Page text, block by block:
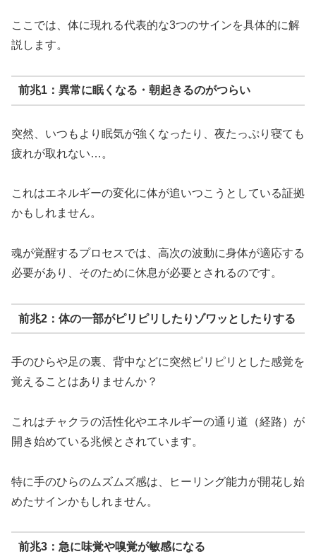
ここでは、体に現れる代表的な3つのサインを具体的に解
説します。
前兆1：異常に眠くなる・朝起きるのがつらい
突然、いつもより眠気が強くなったり、夜たっぷり寝ても
疲れが取れない…。
これはエネルギーの変化に体が追いつこうとしている証拠
かもしれません。
魂が覚醒するプロセスでは、高次の波動に身体が適応する
必要があり、そのために休息が必要とされるのです。
前兆2：体の一部がピリピリしたりゾワッとしたりする
手のひらや足の裏、背中などに突然ピリピリとした感覚を
覚えることはありませんか？
これはチャクラの活性化やエネルギーの通り道（経路）が
開き始めている兆候とされています。
特に手のひらのムズムズ感は、ヒーリング能力が開花し始
めたサインかもしれません。
前兆3：急に味覚や嗅覚が敏感になる